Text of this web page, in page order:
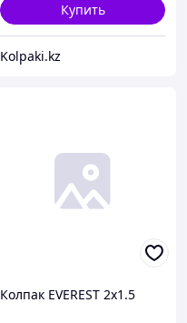
Купить
Kolpaki.kz
Колпак EVEREST 2x1.5